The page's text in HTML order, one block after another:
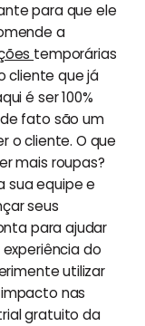
para que ele
a
temporárias
cliente que já
é ser 100%
fato são um
o cliente. O que
mais roupas?
sua equipe e
seus
para ajudar
do
utilizar
nas
gratuito da